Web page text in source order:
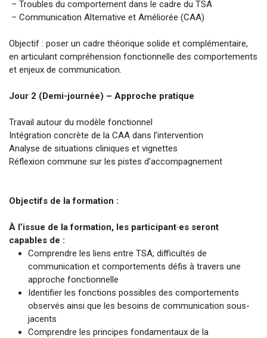
– Troubles du comportement dans le cadre du TSA
– Communication Alternative et Améliorée (CAA)
Objectif : poser un cadre théorique solide et complémentaire,
en articulant compréhension fonctionnelle des comportements
et enjeux de communication.
Jour 2 (Demi-journée) – Approche pratique
Travail autour du modèle fonctionnel
Intégration concrète de la CAA dans l’intervention
Analyse de situations cliniques et vignettes
Réflexion commune sur les pistes d’accompagnement
Objectifs de la formation :
À l’issue de la formation, les participant·es seront
capables de :
Comprendre les liens entre TSA, difficultés de
communication et comportements défis à travers une
approche fonctionnelle
Identifier les fonctions possibles des comportements
observés ainsi que les besoins de communication sous-
jacents
Comprendre les principes fondamentaux de la